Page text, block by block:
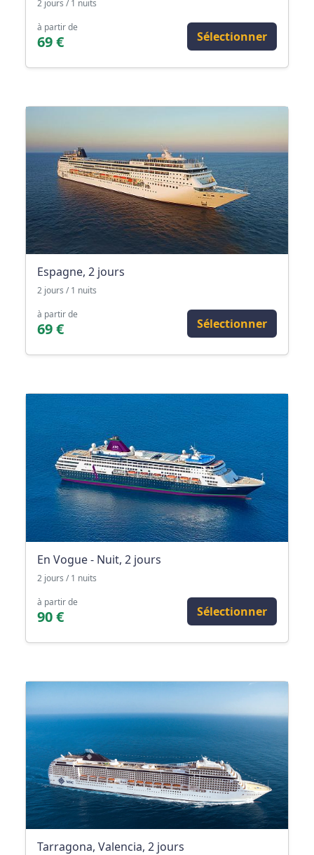
2 jours / 1 nuits
à partir de
69 € Sélectionner
Espagne, 2 jours
2 jours / 1 nuits
à partir de
69 € Sélectionner
En Vogue - Nuit, 2 jours
2 jours / 1 nuits
à partir de
90 € Sélectionner
Tarragona, Valencia, 2 jours